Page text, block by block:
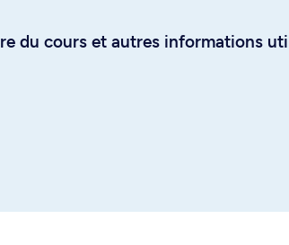
du cours et autres informations